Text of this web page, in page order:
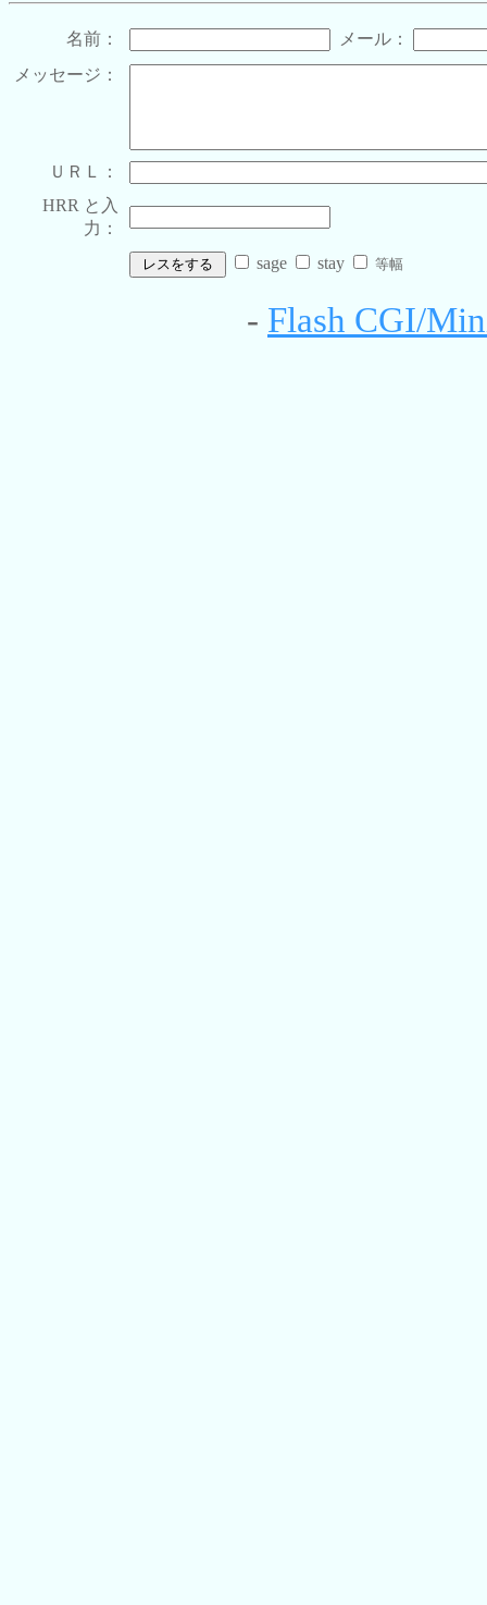
名前：
メール：
メッセージ：
ＵＲＬ：
HRR と入
力：
sage
stay 等幅
- Flash CGI/